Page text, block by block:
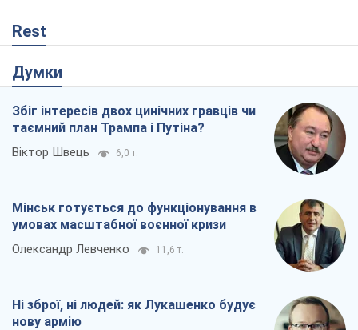
Rest
Думки
Збіг інтересів двох цинічних гравців чи
таємний план Трампа і Путіна?
Віктор Швець 6,0 т.
Мінськ готується до функціонування в
умовах масштабної воєнної кризи
Олександр Левченко 11,6 т.
Ні зброї, ні людей: як Лукашенко будує
нову армію